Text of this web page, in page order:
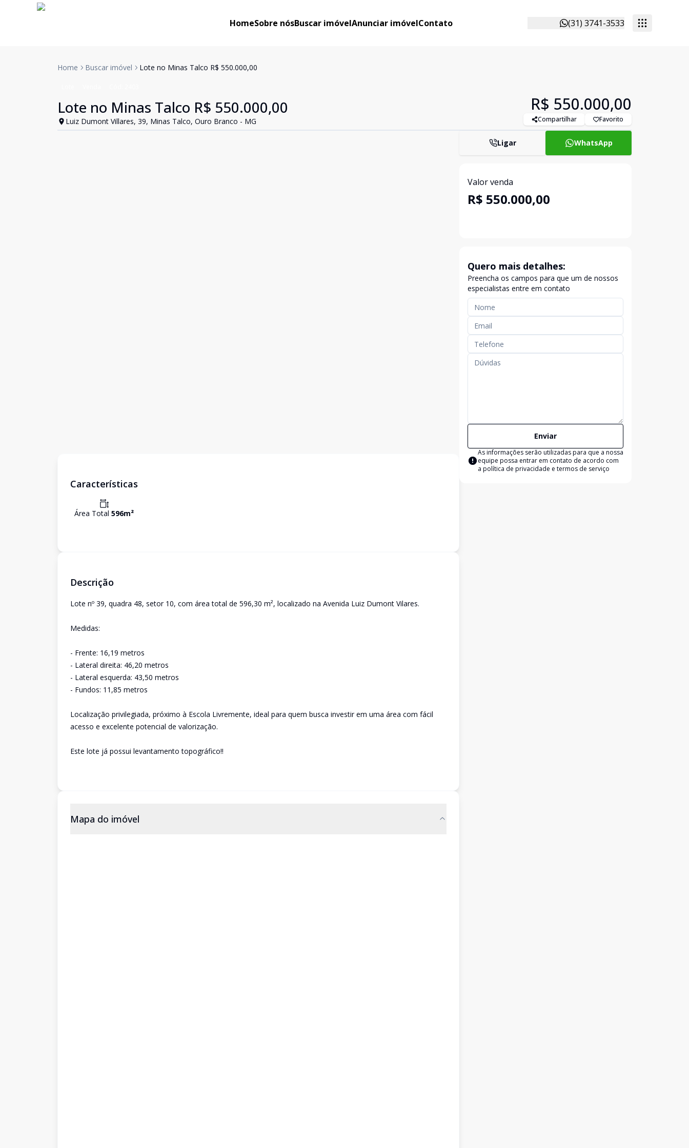
HomeSobre nósBuscar imóvelAnunciar imóvelContato (31) 3741-3533
Home Buscar imóvel Lote no Minas Talco R$ 550.000,00
Lote no Minas Talco R$ 550.000,00
Luiz Dumont Villares, 39, Minas Talco, Ouro Branco - MG
R$ 550.000,00
Compartilhar Favorito
Características
Área Total 596m²
Descrição
Lote nº 39, quadra 48, setor 10, com área total de 596,30 m², localizado na Avenida Luiz Dumont Vilares.
Medidas:
- Frente: 16,19 metros
- Lateral direita: 46,20 metros
- Lateral esquerda: 43,50 metros
- Fundos: 11,85 metros
Localização privilegiada, próximo à Escola Livremente, ideal para quem busca investir em uma área com fácil
acesso e excelente potencial de valorização.
Este lote já possui levantamento topográfico!!
Mapa do imóvel
Ligar WhatsApp
Valor venda
R$ 550.000,00
Quero mais detalhes:
Preencha os campos para que um de nossos
especialistas entre em contato
Enviar
As informações serão utilizadas para que a nossa
equipe possa entrar em contato de acordo com
a política de privacidade e termos de serviço